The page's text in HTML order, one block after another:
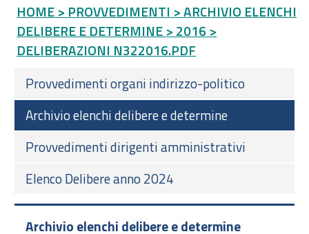
HOME > PROVVEDIMENTI > ARCHIVIO ELENCHI
DELIBERE E DETERMINE > 2016 >
DELIBERAZIONI N322016.PDF
Provvedimenti organi indirizzo-politico
Archivio elenchi delibere e determine
Provvedimenti dirigenti amministrativi
Elenco Delibere anno 2024
Archivio elenchi delibere e determine